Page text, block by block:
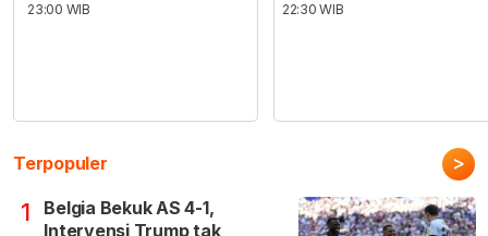
23:00 WIB
22:30 WIB
Terpopuler >
1
Belgia Bekuk AS 4-1,
Intervensi Trump tak